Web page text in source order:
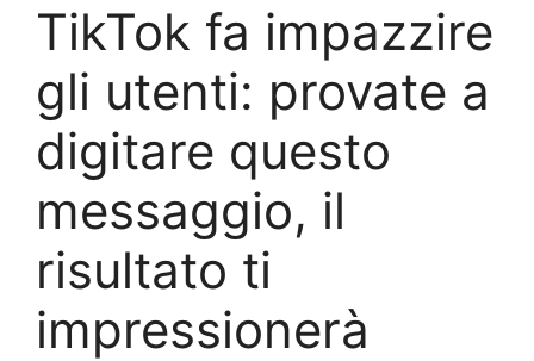
TikTok fa impazzire
gli utenti: provate a
digitare questo
messaggio, il
risultato ti
impressionerà